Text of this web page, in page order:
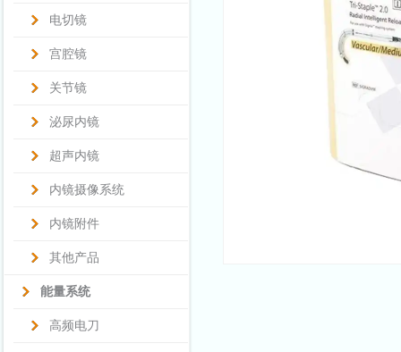
电切镜
宫腔镜
关节镜
泌尿内镜
超声内镜
内镜摄像系统
内镜附件
其他产品
能量系统
高频电刀